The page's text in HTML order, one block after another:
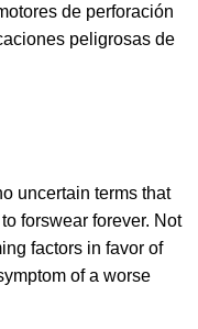
de perforación
peligrosas de
uncertain terms that
forswear forever. Not
factors in favor of
of a worse